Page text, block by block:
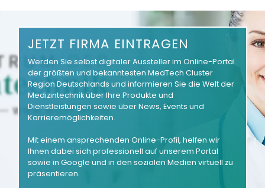
JETZT FIRMA EINTRAGEN
Werden Sie selbst digitaler Aussteller im Online-Portal
der größten und bekanntesten MedTech Cluster
Region Deutschlands und informieren Sie die Welt der
Medizintechnik über Ihre Produkte und
Dienstleistungen sowie über News, Events und
Karrieremöglichkeiten.
Mit einem ansprechenden Online-Profil, helfen wir
Ihnen dabei sich professionell auf unserem Portal
sowie in Google und in den sozialen Medien virtuell zu
präsentieren.